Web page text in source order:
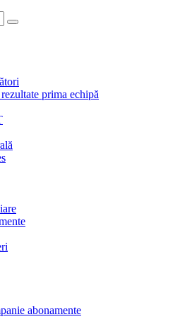
prima echipă
abonamente